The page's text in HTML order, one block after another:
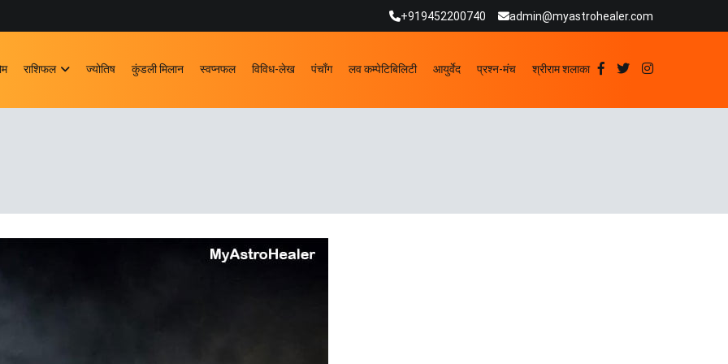
+919452200740 admin@myastrohealer.com
राशिफल ज्योतिष कुंडली मिलान स्वप्नफल विविध-लेख पंचाँग लव कम्पेटिबिलिटी आयुर्वेद प्रश्न-मंच श्रीराम शलाका